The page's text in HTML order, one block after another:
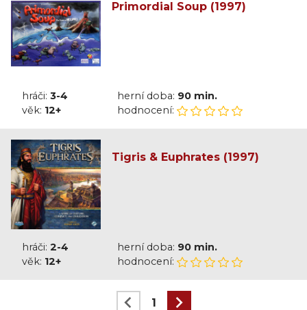
Primordial Soup (1997)
hráči: 3-4 herní doba: 90 min.
věk: 12+ hodnocení:
Tigris & Euphrates (1997)
hráči: 2-4 herní doba: 90 min.
věk: 12+ hodnocení:
1